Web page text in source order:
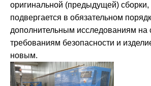
оригинальной (предыдущей) сборки,
подвергается в обязательном
дополнительным исследованиям на
требованиям безопасности и
новым.